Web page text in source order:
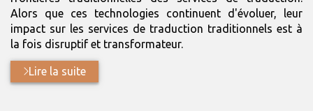
Alors que ces technologies continuent d'évoluer, leur
impact sur les services de traduction traditionnels est à
la fois disruptif et transformateur.
Lire la suite